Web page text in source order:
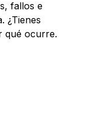
fallos e
¿Tienes
qué ocurre.